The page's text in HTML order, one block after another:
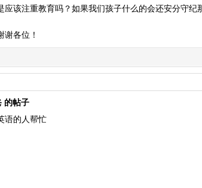
应该注重教育吗？如果我们孩子什么的会还安分守纪
谢各位！
的帖子
语的人帮忙